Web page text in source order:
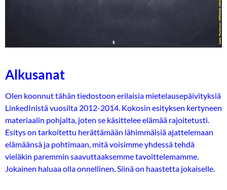
Alkusanat
Olen koonnut tähän tiedostoon erilaisia mietelausepäivityksiä
LinkedInistä vuosilta 2012-2014. Kokosin esityksen kertyneen
materiaalin pohjalta, joten se käsittelee elämää rajoitetusti.
Esitys on tarkoitettu herättämään lähimmäisiä ajattelemaan
elämäänsä ja pohtimaan, mitä voisimme yhdessä tehdä
vieläkin paremmin saavuttaaksemme tavoittelemamme.
Jokainen haluaa olla onnellinen. Siinä on haastetta jokaiselle.